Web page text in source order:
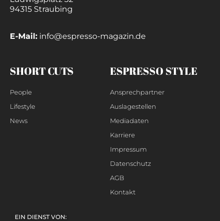
94315 Straubing
E-Mail: info@espresso-magazin.de
SHORT CUTS
People
Lifestyle
News
ESPRESSO STYLE
Ansprechpartner
Auslagestellen
Mediadaten
Karriere
Impressum
Datenschutz
AGB
Kontakt
EIN DIENST VON: